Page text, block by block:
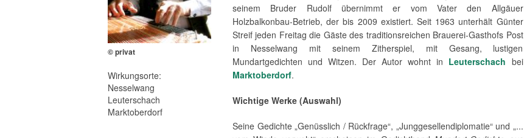
© privat
Wirkungsorte:
Nesselwang
Leuterschach
Marktoberdorf
seinem Bruder Rudolf übernimmt er vom Vater den Allgäuer
Holzbalkonbau-Betrieb, der bis 2009 existiert. Seit 1963 unterhält Günter
Streif jeden Freitag die Gäste des traditionsreichen Brauerei-Gasthofs Post
in Nesselwang mit seinem Zitherspiel, mit Gesang, lustigen
Mundartgedichten und Witzen. Der Autor wohnt in Leuterschach bei
Marktoberdorf.
Wichtige Werke (Auswahl)
Seine Gedichte „Genüsslich / Rückfrage“, „Junggesellendiplomatie“ und „...